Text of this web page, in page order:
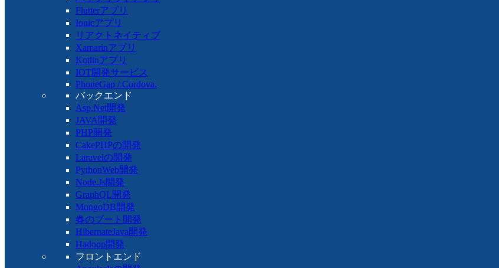
Flutterアプリ
Ionicアプリ
リアクトネイティブ
Xamarinアプリ
Kotlinアプリ
IOT開発サービス
PhoneGap / Cordova.
バックエンド
Asp.Net開発
JAVA開発
PHP開発
CakePHPの開発
Laravelの開発
PythonWeb開発
Node.Js開発
GraphQL開発
MongoDB開発
春のブート開発
HibernateJava開発
Hadoop開発
フロントエンド